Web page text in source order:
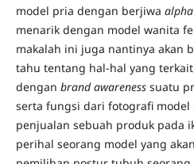
model pria dengan berjiwa
menarik dengan model wanita
makalah ini juga nantinya akan
tahu tentang hal-hal yang
dengan brand awarenesssuatu
serta fungsi dari fotografi
penjualan sebuah produk pada
perihal seorang model yang